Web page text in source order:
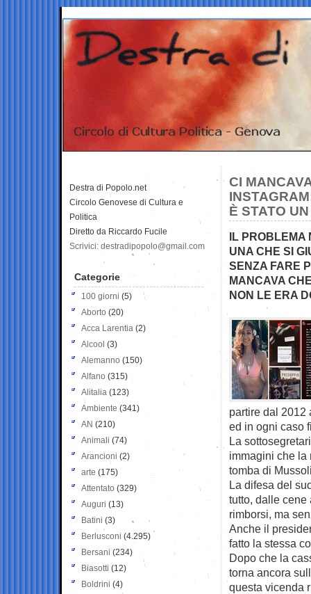
CI
È STATO
IL PROBLEMA
UNA CHE SI
SENZA FARE
MANCAVA
NON LE ERA
partire dal 2012
ed in ogni caso
La
immagini che la
tomba di
La difesa del
tutto, dalle cene
rimborsi, ma
Anche il
fatto la stessa
Dopo che la
torna ancora
questa vicenda
Destra di Popolo.net
Circolo Genovese di Cultura e
Politica
Diretto da Riccardo Fucile
Scrivici: destradipopolo@gmail.com
Categorie
100 giorni (5)
Aborto (20)
Acca Larentia (2)
Alcool (3)
Alemanno (150)
Alfano (315)
Alitalia (123)
Ambiente (341)
AN (210)
Animali (74)
Arancioni (2)
arte (175)
Attentato (329)
Auguri (13)
Batini (3)
Berlusconi (4.295)
Bersani (234)
Biasotti (12)
Boldrini (4)